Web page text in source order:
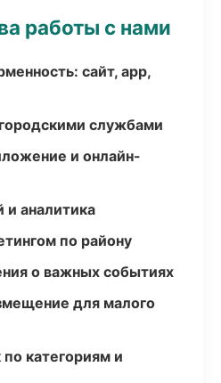
работы с нами
сайт, app,
службами
и онлайн-
и аналитика
по району
о важных событиях
для малого
категориям и